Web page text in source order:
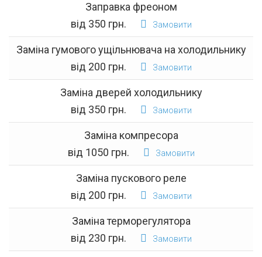
Заправка фреоном
від 350 грн.
Замовити
Заміна гумового ущільнювача на холодильнику
від 200 грн.
Замовити
Заміна дверей холодильнику
від 350 грн.
Замовити
Заміна компресора
від 1050 грн.
Замовити
Заміна пускового реле
від 200 грн.
Замовити
Заміна терморегулятора
від 230 грн.
Замовити